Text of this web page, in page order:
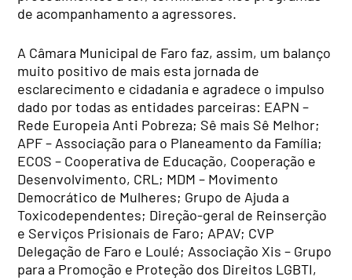
de acompanhamento a agressores.
A Câmara Municipal de Faro faz, assim, um balanço
muito positivo de mais esta jornada de
esclarecimento e cidadania e agradece o impulso
dado por todas as entidades parceiras: EAPN –
Rede Europeia Anti Pobreza; Sê mais Sê Melhor;
APF – Associação para o Planeamento da Família;
ECOS – Cooperativa de Educação, Cooperação e
Desenvolvimento, CRL; MDM – Movimento
Democrático de Mulheres; Grupo de Ajuda a
Toxicodependentes; Direção-geral de Reinserção
e Serviços Prisionais de Faro; APAV; CVP
Delegação de Faro e Loulé; Associação Xis – Grupo
para a Promoção e Proteção dos Direitos LGBTI,